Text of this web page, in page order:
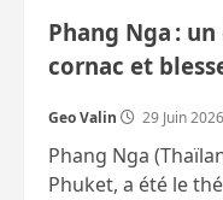
Phang Nga :
cornac et
Geo Valin 29 Juin 2026
Phang Nga
Phuket, a été le